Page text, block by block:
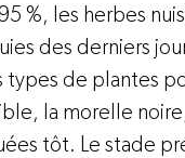
Novacultrices
%, les herbes
des derniers
types de plantes
la morelle
tôt. Le stade